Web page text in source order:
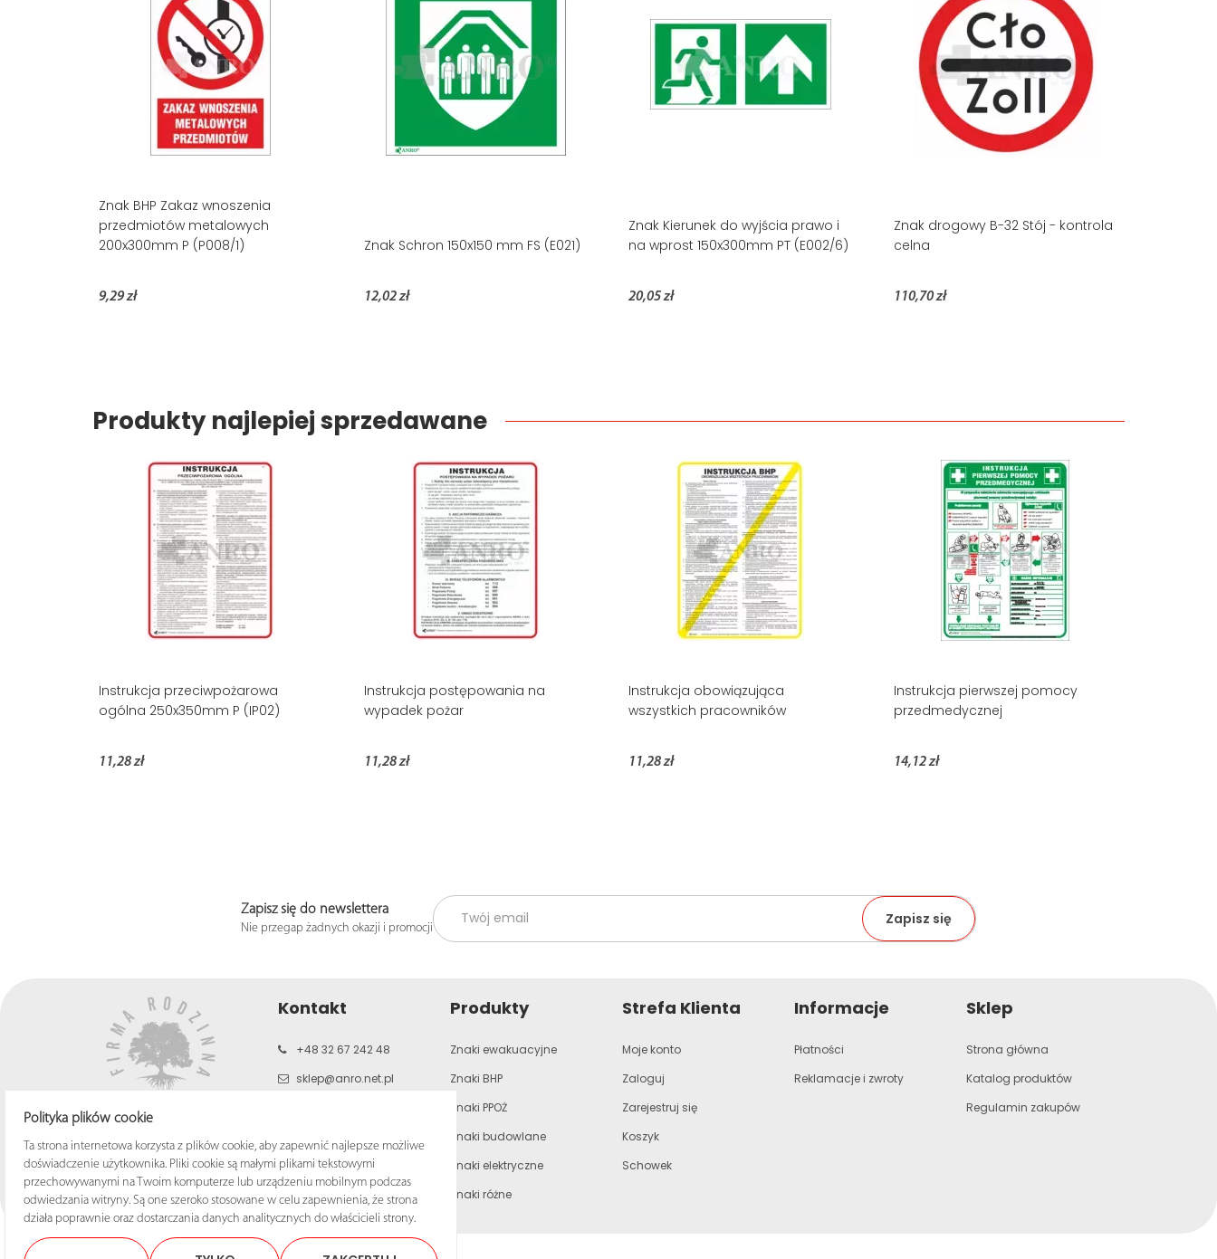
Znak BHP Zakaz wnoszenia
przedmiotów metalowych
200x300mm P (P008/1)
9,29 zł
Znak Schron 150x150 mm FS (E021)
12,02 zł
Znak Kierunek do wyjścia prawo i
na wprost 150x300mm PT (E002/6)
20,05 zł
Znak drogowy B-32 Stój - kontrola
celna
110,70 zł
Produkty najlepiej sprzedawane
Instrukcja przeciwpożarowa
ogólna 250x350mm P (IP02)
11,28 zł
Instrukcja postępowania na
wypadek pożar
11,28 zł
Instrukcja obowiązująca
wszystkich pracowników
11,28 zł
Instrukcja pierwszej pomocy
przedmedycznej
14,12 zł
Zapisz się do newslettera
Nie przegap żadnych okazji i promocji
Kontakt
+48 32 67 242 48
sklep@anro.net.pl
Produkty
Znaki ewakuacyjne
Znaki BHP
Znaki PPOŻ
Znaki budowlane
Znaki elektryczne
Znaki różne
Strefa Klienta
Moje konto
Zaloguj
Zarejestruj się
Koszyk
Schowek
Informacje
Płatności
Reklamacje i zwroty
Sklep
Strona główna
Katalog produktów
Regulamin zakupów
Polityka plików cookie
Ta strona internetowa korzysta z plików cookie, aby zapewnić najlepsze możliwe
doświadczenie użytkownika. Pliki cookie są małymi plikami tekstowymi
przechowywanymi na Twoim komputerze lub urządzeniu mobilnym podczas
odwiedzania witryny. Są one szeroko stosowane w celu zapewnienia, że strona
działa poprawnie oraz dostarczania danych analitycznych do właścicieli strony.